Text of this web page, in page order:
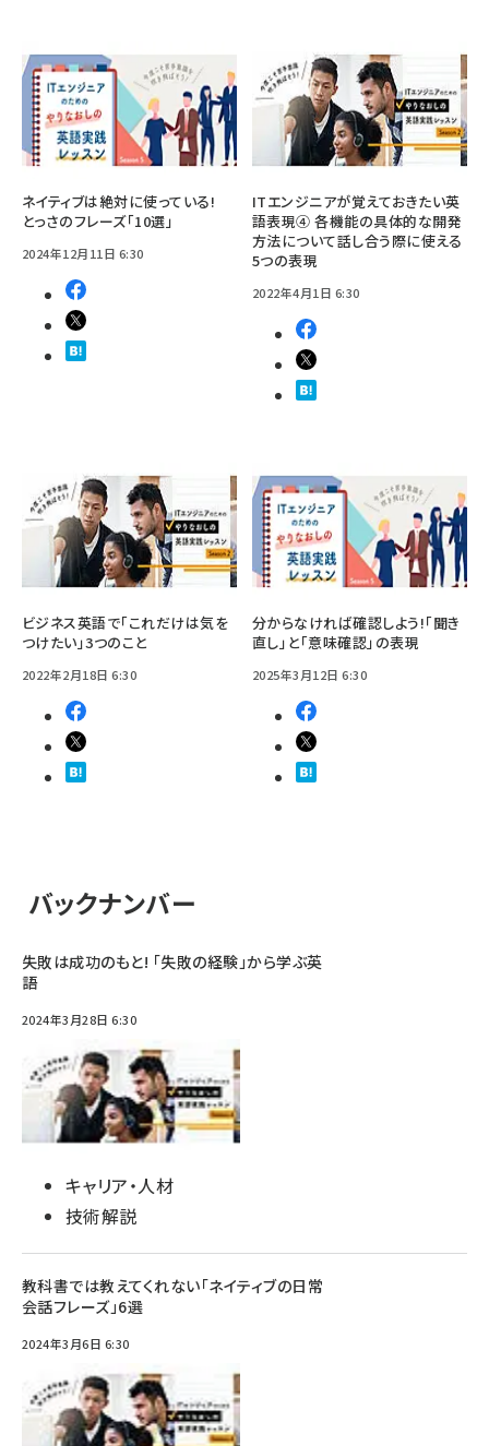
ネイティブは絶対に使っている!
とっさのフレーズ「10選」
2024年12月11日 6:30
ITエンジニアが覚えておきたい英
語表現④ 各機能の具体的な開発
方法について話し合う際に使える
5つの表現
2022年4月1日 6:30
ビジネス英語で「これだけは気を
つけたい」3つのこと
2022年2月18日 6:30
分からなければ確認しよう!「聞き
直し」と「意味確認」の表現
2025年3月12日 6:30
バックナンバー
失敗は成功のもと! 「失敗の経験」から学ぶ英
語
2024年3月28日 6:30
キャリア・人材
技術解説
教科書では教えてくれない「ネイティブの日常
会話フレーズ」6選
2024年3月6日 6:30